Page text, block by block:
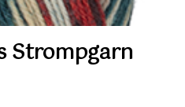
Strompgarn